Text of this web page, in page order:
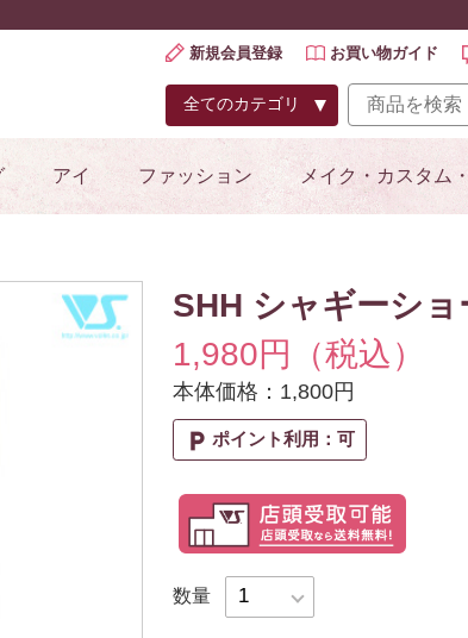
新規会員登録 お買い物ガイド
アイ ファッション メイク・カスタム
SHH シャギーシ
1,980円（税込）
本体価格：1,800円
local_parking ポイント利用：可
数量